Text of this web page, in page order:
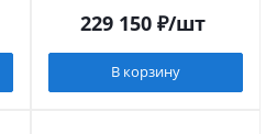
229 150₽/шт
В корзину